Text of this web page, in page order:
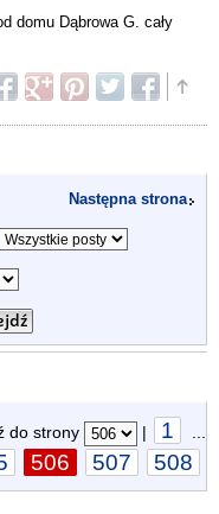
domu Dąbrowa G. cały
Następna strona
do strony | 1 ...
506 507 508